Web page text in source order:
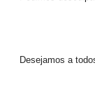
Desejamos a